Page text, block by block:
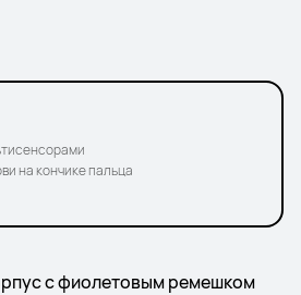
на кончике пальца
с фиолетовым ремешком